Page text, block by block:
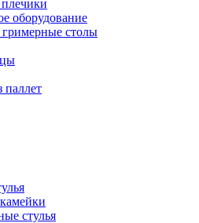
оборудование
гримерные столы
паллет
стулья